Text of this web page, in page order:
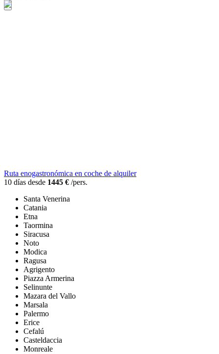
Ruta enogastronómica en coche de alquiler
10 días desde 1445 € /pers.
Santa Venerina
Catania
Etna
Taormina
Siracusa
Noto
Modica
Ragusa
Agrigento
Piazza Armerina
Selinunte
Mazara del Vallo
Marsala
Palermo
Erice
Cefalú
Casteldaccia
Monreale